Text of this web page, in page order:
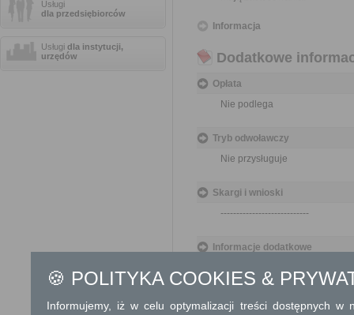
Usługi
dla przedsiębiorców
Usługi dla instytucji,
urzędów
Informacja
Dodatkowe
Opłata
Nie podlega
Tryb odwoławczy
Nie przysługuje
Skargi i wnioski
----------------------------
Informacje dodatkowe
🍪 POLITYKA COOKIES &
Informujemy, iż w celu optymalizacji treści dostępnych w